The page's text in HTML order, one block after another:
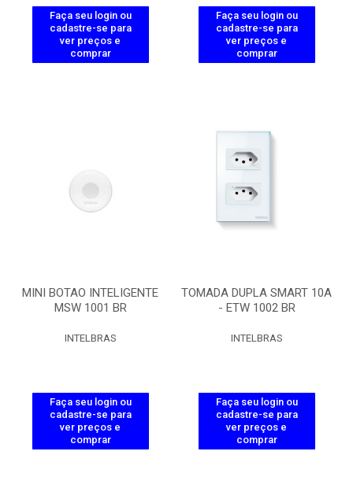
Faça seu login ou
cadastre-se para
ver preços e
comprar
Faça seu login ou
cadastre-se para
ver preços e
comprar
MINI BOTAO INTELIGENTE
MSW 1001 BR
INTELBRAS
Faça seu login ou
cadastre-se para
ver preços e
comprar
TOMADA DUPLA SMART 10A
- ETW 1002 BR
INTELBRAS
Faça seu login ou
cadastre-se para
ver preços e
comprar